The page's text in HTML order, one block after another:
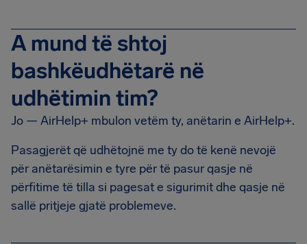
A mund të shtoj
bashkëudhëtarë në
udhëtimin tim?
Jo — AirHelp+ mbulon vetëm ty, anëtarin e AirHelp+.
Pasagjerët që udhëtojnë me ty do të kenë nevojë
për anëtarësimin e tyre për të pasur qasje në
përfitime të tilla si pagesat e sigurimit dhe qasje në
sallë pritjeje gjatë problemeve.